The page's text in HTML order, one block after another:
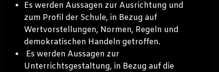
Es werden Aussagen zur Ausrichtung und
zum Profil der Schule, in Bezug auf
Wertvorstellungen, Normen, Regeln und
demokratischen Handeln getroffen.
Es werden Aussagen zur
Unterrichtsgestaltung, in Bezug auf die